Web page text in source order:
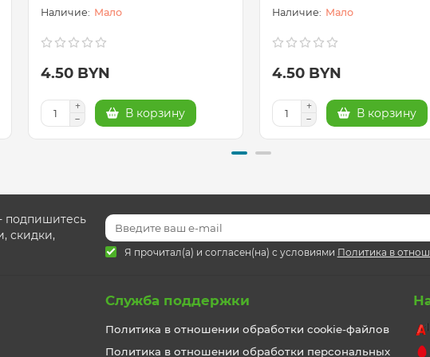
Мало
4.50 BYN
В корзину
Мало
4.50 BYN
В корзину
подпишитесь
скидки,
Я прочитал(а) и согласен(на) с условиями Политика в
Служба поддержки
Политика в отношении обработки cookie-файлов
Политика в отношении обработки персональных